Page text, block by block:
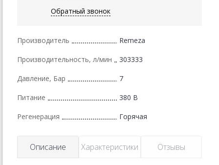
Обратный звонок
Производитель Remeza
Производительность, л/мин 303333
Давление, Бар 7
Питание 380 В
Регенерация Горячая
Описание Характеристики Отзывы